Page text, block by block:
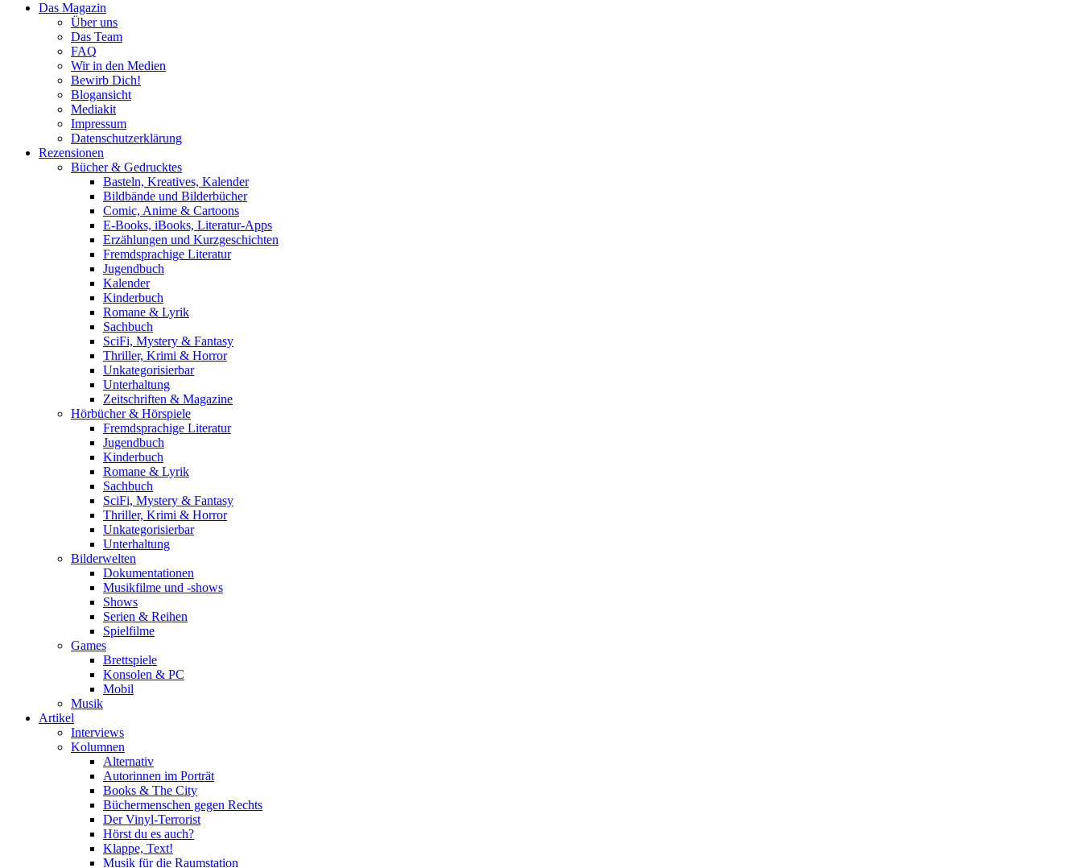
Das Magazin
Über uns
Das Team
FAQ
Wir in den Medien
Bewirb Dich!
Blogansicht
Mediakit
Impressum
Datenschutzerklärung
Rezensionen
Bücher & Gedrucktes
Basteln, Kreatives, Kalender
Bildbände und Bilderbücher
Comic, Anime & Cartoons
E-Books, iBooks, Literatur-Apps
Erzählungen und Kurzgeschichten
Fremdsprachige Literatur
Jugendbuch
Kalender
Kinderbuch
Romane & Lyrik
Sachbuch
SciFi, Mystery & Fantasy
Thriller, Krimi & Horror
Unkategorisierbar
Unterhaltung
Zeitschriften & Magazine
Hörbücher & Hörspiele
Fremdsprachige Literatur
Jugendbuch
Kinderbuch
Romane & Lyrik
Sachbuch
SciFi, Mystery & Fantasy
Thriller, Krimi & Horror
Unkategorisierbar
Unterhaltung
Bilderwelten
Dokumentationen
Musikfilme und -shows
Shows
Serien & Reihen
Spielfilme
Games
Brettspiele
Konsolen & PC
Mobil
Musik
Artikel
Interviews
Kolumnen
Alternativ
Autorinnen im Porträt
Books & The City
Büchermenschen gegen Rechts
Der Vinyl-Terrorist
Hörst du es auch?
Klappe, Text!
Musik für die Raumstation